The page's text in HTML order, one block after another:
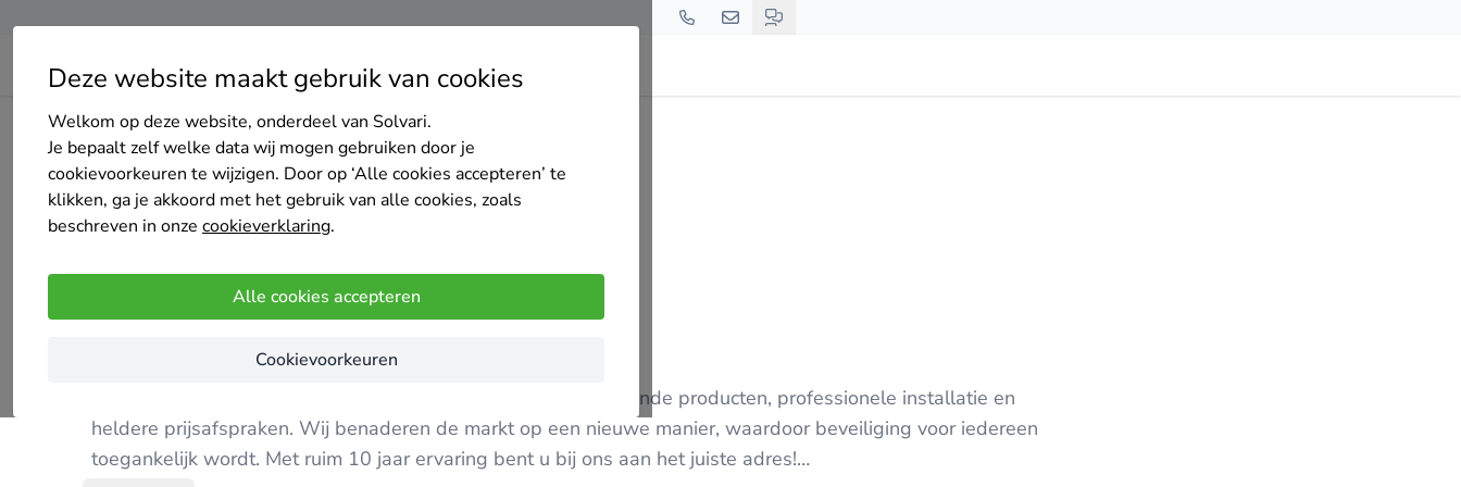
Deze website maakt gebruik van cookies
Welkom op deze website, onderdeel van Solvari.
Je bepaalt zelf welke data wij mogen gebruiken door je
cookievoorkeuren te wijzigen. Door op ‘Alle cookies accepteren’ te
klikken, ga je akkoord met het gebruik van alle cookies, zoals
beschreven in onze cookieverklaring.
Alle cookies accepteren
Cookievoorkeuren
Home Bedrijven overzicht Alarmsysteemexpert
Alarmsysteemexpert
Nog geen reviews
AlarmsysteemExpert.nl staat garant voor kwalitatief hoogstaande producten, professionele installatie en
heldere prijsafspraken. Wij benaderen de markt op een nieuwe manier, waardoor beveiliging voor iedereen
toegankelijk wordt. Met ruim 10 jaar ervaring bent u bij ons aan het juiste adres!